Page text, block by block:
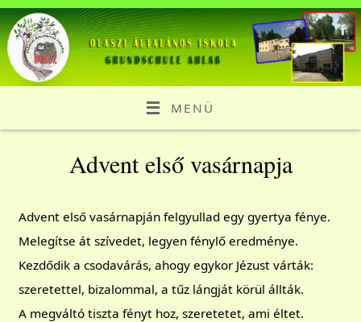
MENÜ
Advent első vasárnapja
Advent első vasárnapján felgyullad egy gyertya fénye.
Melegítse át szívedet, legyen fénylő eredménye.
Kezdődik a csodavárás, ahogy egykor Jézust várták:
szeretettel, bizalommal, a tűz lángját körül állták.
A megváltó tiszta fényt hoz, szeretetet, ami éltet.